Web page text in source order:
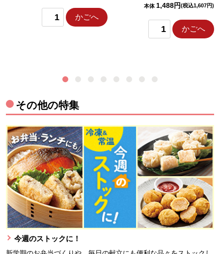
かごへ
本体 1,488円(税込1,607円)
かごへ
その他の特集
今週のストックに！